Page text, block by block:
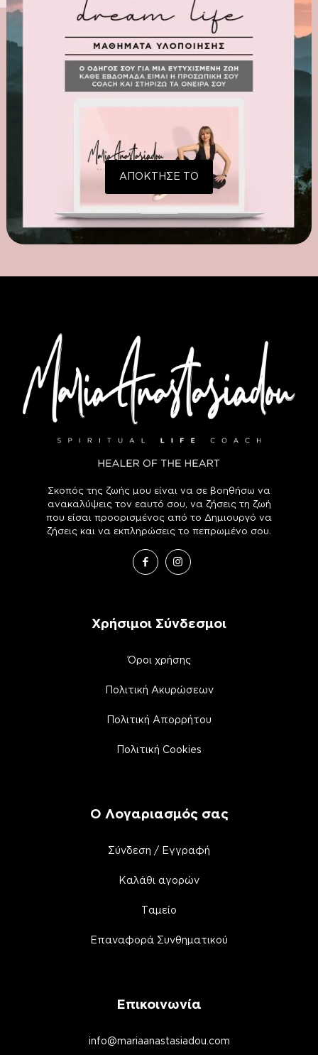
ΑΠΟΚΤΗΣΕ ΤΟ
Σκοπός της ζωής μου είναι να σε βοηθήσω να
ανακαλύψεις τον εαυτό σου, να ζήσεις τη ζωή
που είσαι προορισμένος από το Δημιουργό να
ζήσεις και να εκπληρώσεις το πεπρωμένο σου.
Χρήσιμοι Σύνδεσμοι
Όροι χρήσης
Πολιτική Ακυρώσεων
Πολιτική Απορρήτου
Πολιτική Cookies
Ο Λογαριασμός σας
Σύνδεση / Εγγραφή
Καλάθι αγορών
Ταμείο
Επαναφορά Συνθηματικού
Επικοινωνία
info@mariaanastasiadou.com